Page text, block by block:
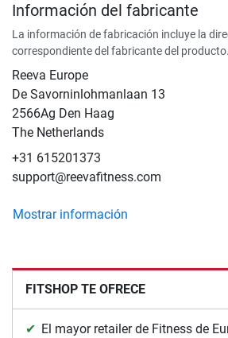
Información del fabricante
La información de fabricación incluye la
correspondiente del fabricante del producto.
Reeva Europe
De Savorninlohmanlaan 13
2566Ag Den Haag
The Netherlands
+31 615201373
support@reevafitness.com
Mostrar información
FITSHOP TE OFRECE
El mayor retailer de Fitness de